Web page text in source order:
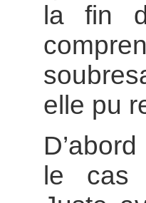
la fin
elle pu
le cas